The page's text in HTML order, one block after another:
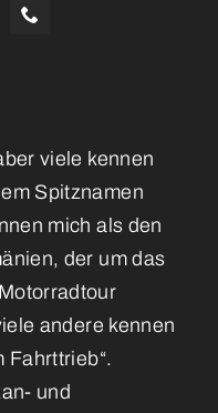
viele kennen
Spitznamen
mich als den
der um das
andere kennen
Fahrttrieb“.
und